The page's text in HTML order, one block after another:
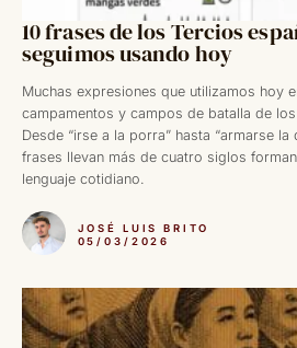
10 frases de los Tercios
seguimos usando hoy
Muchas expresiones que utilizamos hoy
campamentos y campos de batalla de los
Desde “irse a la porra” hasta “armarse la
frases llevan más de cuatro siglos
lenguaje cotidiano.
JOSÉ LUIS BRITO
05/03/2026